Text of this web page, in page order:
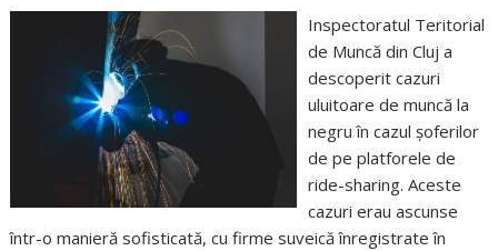
Inspectoratul Teritorial
de Muncă din Cluj a
descoperit cazuri
uluitoare de muncă la
negru în cazul șoferilor
de pe platforele de
ride-sharing. Aceste
cazuri erau ascunse
într-o manieră sofisticată, cu firme suveică înregistrate în